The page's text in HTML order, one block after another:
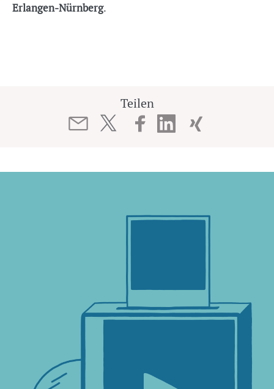
Erlangen-Nürnberg.
Teilen